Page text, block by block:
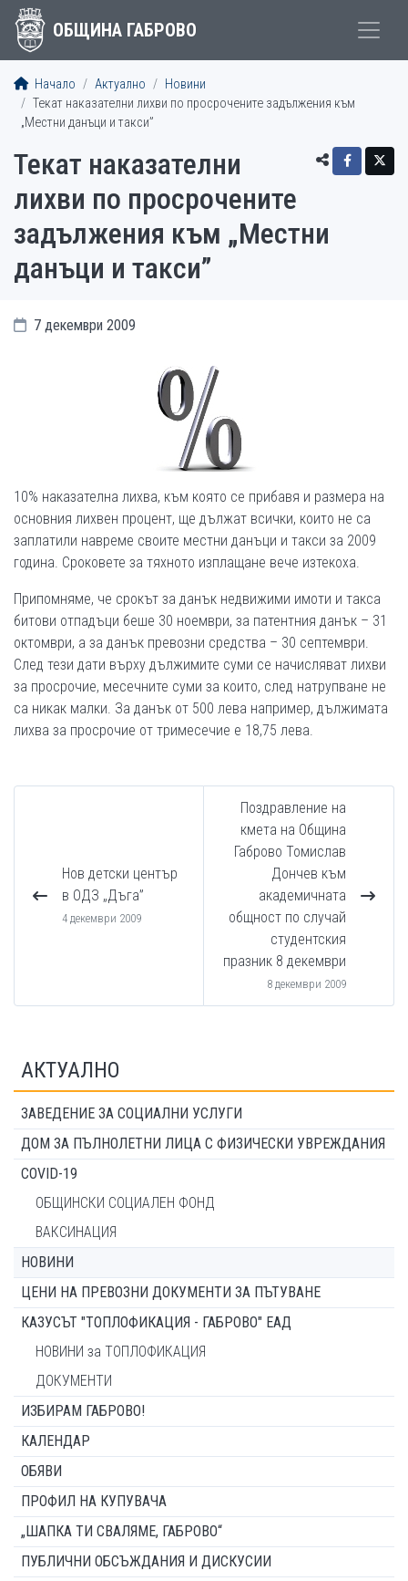
ОБЩИНА ГАБРОВО
Начало Актуално
Новини
Текат наказателни лихви по просрочените задължения към
„Местни данъци и такси”
Текат наказателни
лихви по просрочените
задължения към „Местни
данъци и такси”
7 декември 2009
10% наказателна лихва, към която се прибавя и размера на
основния лихвен процент, ще дължат всички, които не са
заплатили навреме своите местни данъци и такси за 2009
година. Сроковете за тяхното изплащане вече изтекоха.
Припомняме, че срокът за данък недвижими имоти и такса
битови отпадъци беше 30 ноември, за патентния данък – 31
октомври, а за данък превозни средства – 30 септември.
След тези дати върху дължимите суми се начисляват лихви
за просрочие, месечните суми за които, след натрупване не
са никак малки. За данък от 500 лева например, дължимата
лихва за просрочие от тримесечие е 18,75 лева.
Нов детски център
в ОДЗ „Дъга”
4 декември 2009
Поздравление на
кмета на Община
Габрово Томислав
Дончев към
академичната
общност по случай
студентския
празник 8 декември
8 декември 2009
АКТУАЛНО
ЗАВЕДЕНИЕ ЗА СОЦИАЛНИ УСЛУГИ
ДОМ ЗА ПЪЛНОЛЕТНИ ЛИЦА С ФИЗИЧЕСКИ УВРЕЖДАНИЯ
COVID-19
ОБЩИНСКИ СОЦИАЛЕН ФОНД
ВАКСИНАЦИЯ
НОВИНИ
ЦЕНИ НА ПРЕВОЗНИ ДОКУМЕНТИ ЗА ПЪТУВАНЕ
КАЗУСЪТ "ТОПЛОФИКАЦИЯ - ГАБРОВО" ЕАД
НОВИНИ за ТОПЛОФИКАЦИЯ
ДОКУМЕНТИ
ИЗБИРАМ ГАБРОВО!
КАЛЕНДАР
ОБЯВИ
ПРОФИЛ НА КУПУВАЧА
„ШАПКА ТИ СВАЛЯМЕ, ГАБРОВО“
ПУБЛИЧНИ ОБСЪЖДАНИЯ И ДИСКУСИИ